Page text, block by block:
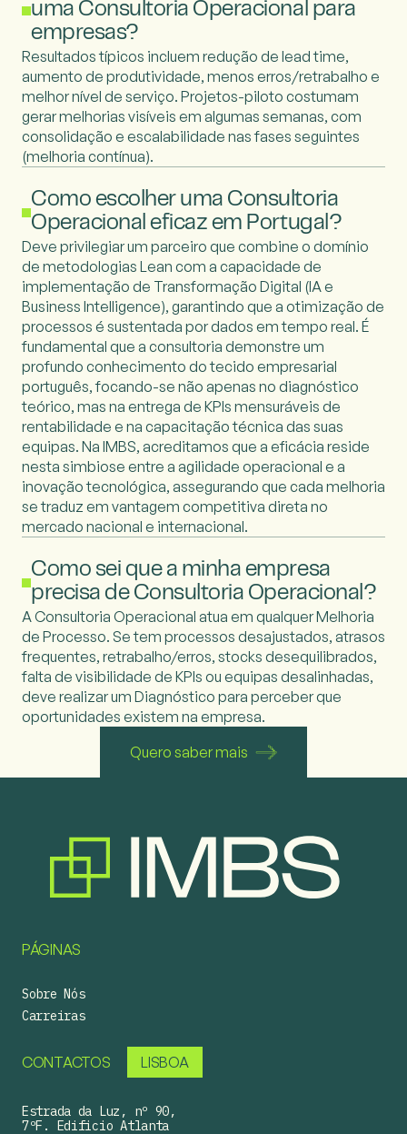
uma Consultoria Operacional para
empresas?
Resultados típicos incluem redução de lead time,
aumento de produtividade, menos erros/retrabalho e
melhor nível de serviço. Projetos-piloto costumam
gerar melhorias visíveis em algumas semanas, com
consolidação e escalabilidade nas fases seguintes
(melhoria contínua).
Como escolher uma Consultoria
Operacional eficaz em Portugal?
Deve privilegiar um parceiro que combine o domínio
de metodologias Lean com a capacidade de
implementação de Transformação Digital (IA e
Business Intelligence), garantindo que a otimização de
processos é sustentada por dados em tempo real. É
fundamental que a consultoria demonstre um
profundo conhecimento do tecido empresarial
português, focando-se não apenas no diagnóstico
teórico, mas na entrega de KPIs mensuráveis de
rentabilidade e na capacitação técnica das suas
equipas. Na IMBS, acreditamos que a eficácia reside
nesta simbiose entre a agilidade operacional e a
inovação tecnológica, assegurando que cada melhoria
se traduz em vantagem competitiva direta no
mercado nacional e internacional.
Como sei que a minha empresa
precisa de Consultoria Operacional?
A Consultoria Operacional atua em qualquer Melhoria
de Processo. Se tem processos desajustados, atrasos
frequentes, retrabalho/erros, stocks desequilibrados,
falta de visibilidade de KPIs ou equipas desalinhadas,
deve realizar um Diagnóstico para perceber que
oportunidades existem na empresa.
Quero saber mais
PÁGINAS
Sobre Nós
Carreiras
CONTACTOS LISBOA
Estrada da Luz, nº 90,
7ºF. Edificio Atlanta